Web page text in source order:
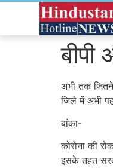
अभी तक
जिले में अभी
बांका-
कोरोना की
इसके तहत